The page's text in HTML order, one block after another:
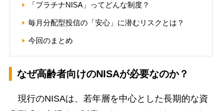
「プラチナNISA」ってどんな制度？
毎月分配型投信の「安心」に潜むリスクとは？
今回のまとめ
なぜ高齢者向けのNISAが必要なのか？
現行のNISAは、若年層を中心とした長期的な資